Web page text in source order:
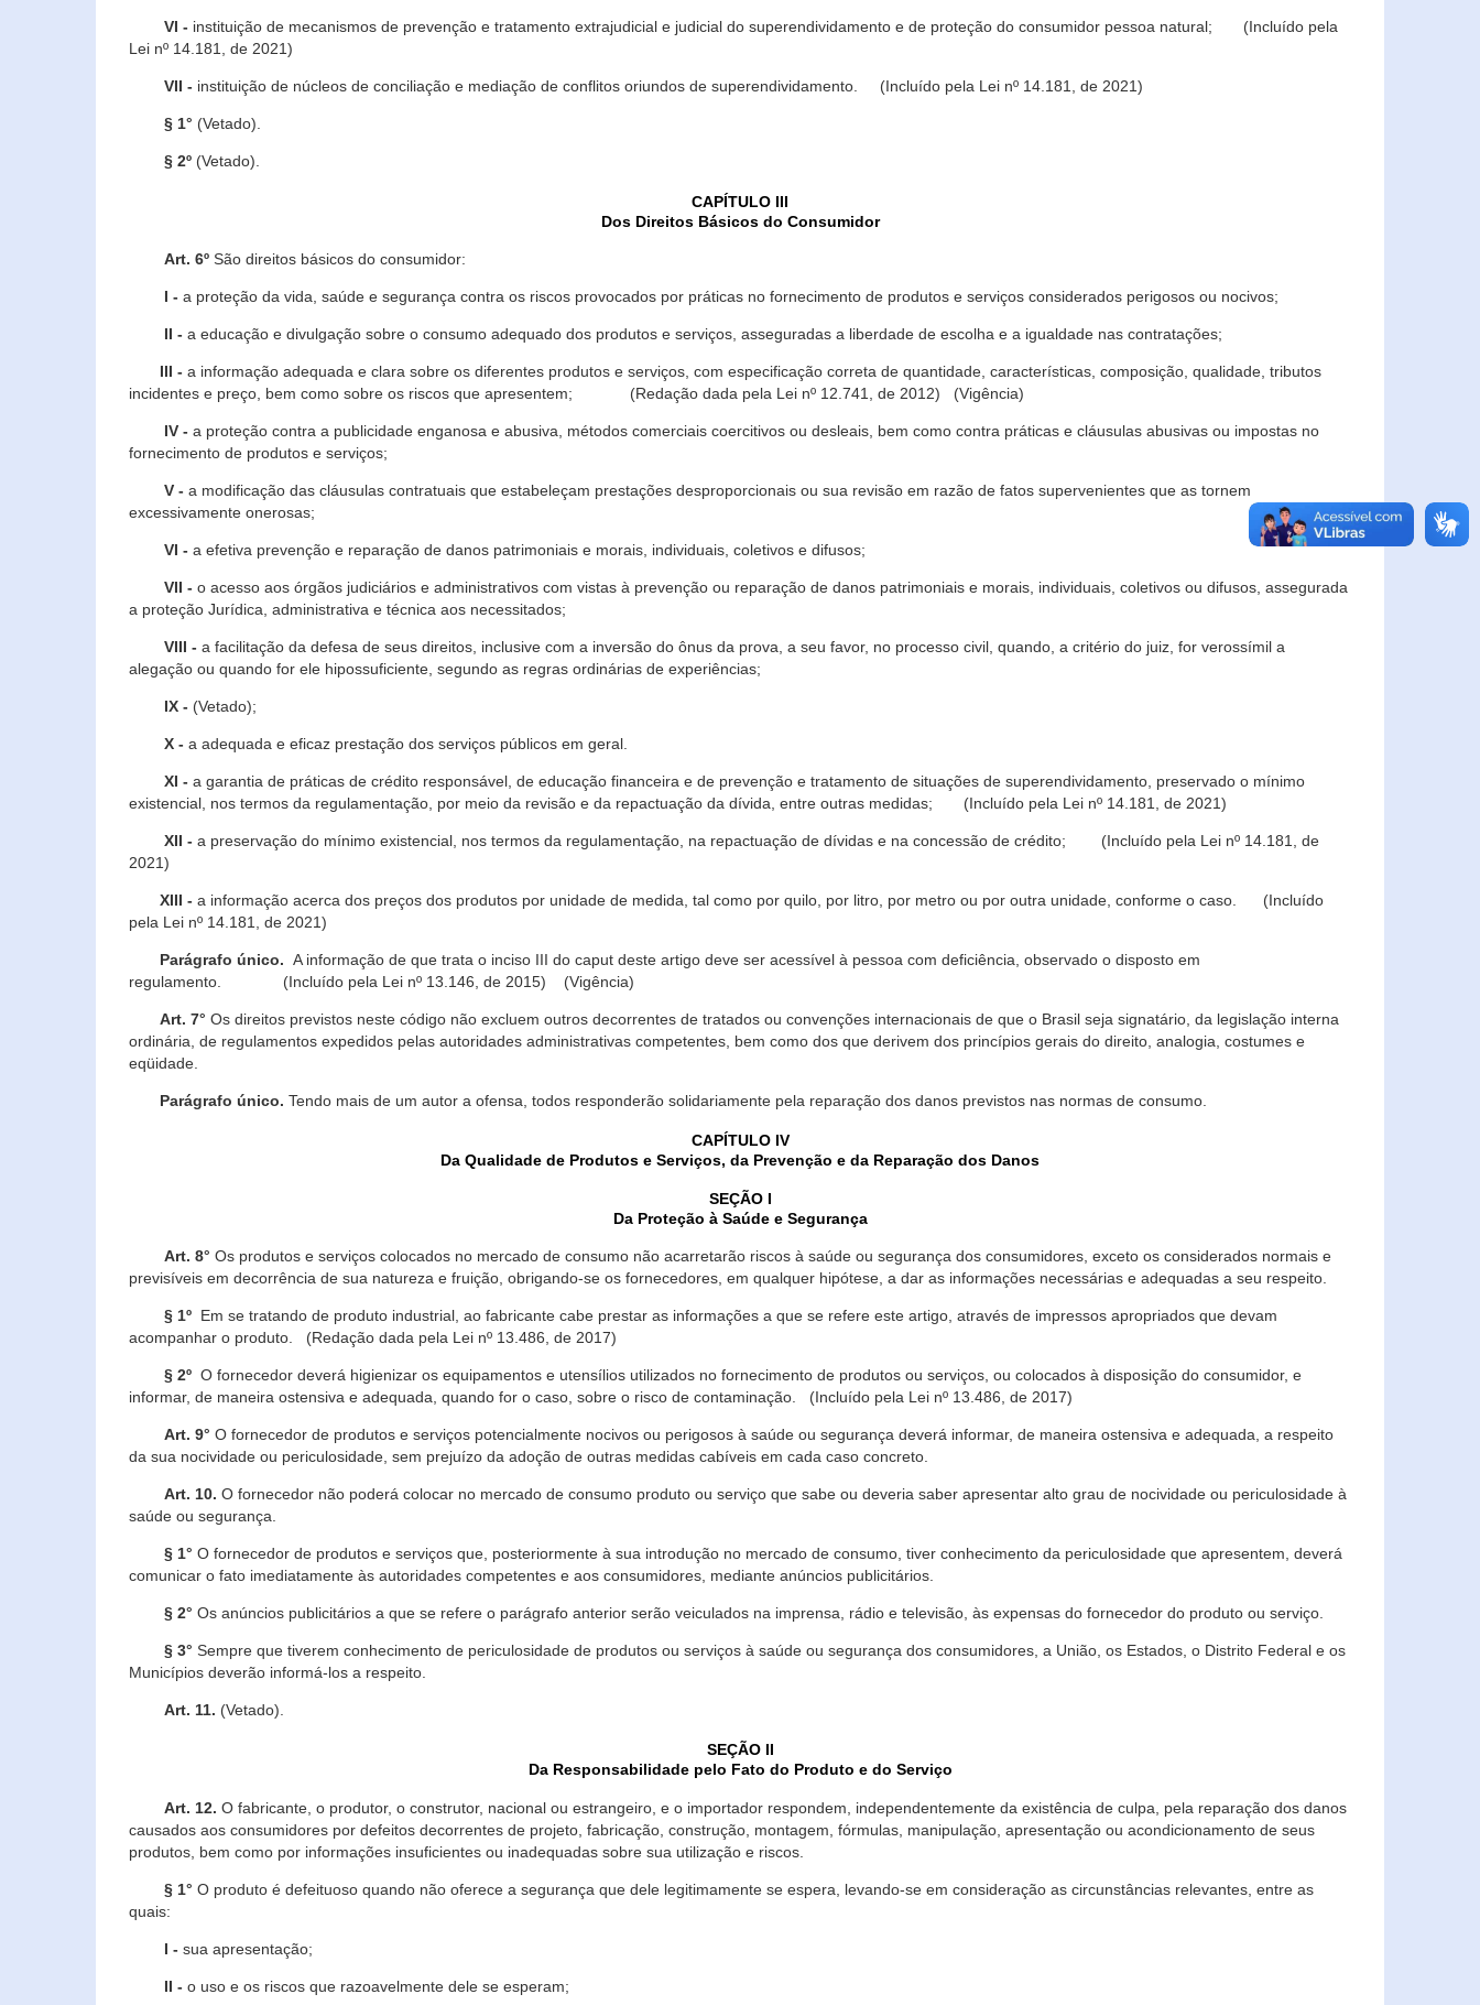
VI - instituição de mecanismos de prevenção e tratamento extrajudicial e judicial do superendividamento e de proteção do consumidor pessoa natural; (Incluído pela
Lei nº 14.181, de 2021)
VII - instituição de núcleos de conciliação e mediação de conflitos oriundos de superendividamento. (Incluído pela Lei nº 14.181, de 2021)
§ 1° (Vetado).
§ 2º (Vetado).
CAPÍTULO III
Dos Direitos Básicos do Consumidor
Art. 6º São direitos básicos do consumidor:
I - a proteção da vida, saúde e segurança contra os riscos provocados por práticas no fornecimento de produtos e serviços considerados perigosos ou nocivos;
II - a educação e divulgação sobre o consumo adequado dos produtos e serviços, asseguradas a liberdade de escolha e a igualdade nas contratações;
III - a informação adequada e clara sobre os diferentes produtos e serviços, com especificação correta de quantidade, características, composição, qualidade, tributos
incidentes e preço, bem como sobre os riscos que apresentem; (Redação dada pela Lei nº 12.741, de 2012) (Vigência)
IV - a proteção contra a publicidade enganosa e abusiva, métodos comerciais coercitivos ou desleais, bem como contra práticas e cláusulas abusivas ou impostas no
fornecimento de produtos e serviços;
V - a modificação das cláusulas contratuais que estabeleçam prestações desproporcionais ou sua revisão em razão de fatos supervenientes que as tornem
excessivamente onerosas;
VI - a efetiva prevenção e reparação de danos patrimoniais e morais, individuais, coletivos e difusos;
VII - o acesso aos órgãos judiciários e administrativos com vistas à prevenção ou reparação de danos patrimoniais e morais, individuais, coletivos ou difusos, assegurada
a proteção Jurídica, administrativa e técnica aos necessitados;
VIII - a facilitação da defesa de seus direitos, inclusive com a inversão do ônus da prova, a seu favor, no processo civil, quando, a critério do juiz, for verossímil a
alegação ou quando for ele hipossuficiente, segundo as regras ordinárias de experiências;
IX - (Vetado);
X - a adequada e eficaz prestação dos serviços públicos em geral.
XI - a garantia de práticas de crédito responsável, de educação financeira e de prevenção e tratamento de situações de superendividamento, preservado o mínimo
existencial, nos termos da regulamentação, por meio da revisão e da repactuação da dívida, entre outras medidas; (Incluído pela Lei nº 14.181, de 2021)
XII - a preservação do mínimo existencial, nos termos da regulamentação, na repactuação de dívidas e na concessão de crédito; (Incluído pela Lei nº 14.181, de
2021)
XIII - a informação acerca dos preços dos produtos por unidade de medida, tal como por quilo, por litro, por metro ou por outra unidade, conforme o caso. (Incluído
pela Lei nº 14.181, de 2021)
Parágrafo único. A informação de que trata o inciso III do caput deste artigo deve ser acessível à pessoa com deficiência, observado o disposto em
regulamento. (Incluído pela Lei nº 13.146, de 2015) (Vigência)
Art. 7° Os direitos previstos neste código não excluem outros decorrentes de tratados ou convenções internacionais de que o Brasil seja signatário, da legislação interna
ordinária, de regulamentos expedidos pelas autoridades administrativas competentes, bem como dos que derivem dos princípios gerais do direito, analogia, costumes e
eqüidade.
Parágrafo único. Tendo mais de um autor a ofensa, todos responderão solidariamente pela reparação dos danos previstos nas normas de consumo.
CAPÍTULO IV
Da Qualidade de Produtos e Serviços, da Prevenção e da Reparação dos Danos
SEÇÃO I
Da Proteção à Saúde e Segurança
Art. 8° Os produtos e serviços colocados no mercado de consumo não acarretarão riscos à saúde ou segurança dos consumidores, exceto os considerados normais e
previsíveis em decorrência de sua natureza e fruição, obrigando-se os fornecedores, em qualquer hipótese, a dar as informações necessárias e adequadas a seu respeito.
§ 1º Em se tratando de produto industrial, ao fabricante cabe prestar as informações a que se refere este artigo, através de impressos apropriados que devam
acompanhar o produto. (Redação dada pela Lei nº 13.486, de 2017)
§ 2º O fornecedor deverá higienizar os equipamentos e utensílios utilizados no fornecimento de produtos ou serviços, ou colocados à disposição do consumidor, e
informar, de maneira ostensiva e adequada, quando for o caso, sobre o risco de contaminação. (Incluído pela Lei nº 13.486, de 2017)
Art. 9° O fornecedor de produtos e serviços potencialmente nocivos ou perigosos à saúde ou segurança deverá informar, de maneira ostensiva e adequada, a respeito
da sua nocividade ou periculosidade, sem prejuízo da adoção de outras medidas cabíveis em cada caso concreto.
Art. 10. O fornecedor não poderá colocar no mercado de consumo produto ou serviço que sabe ou deveria saber apresentar alto grau de nocividade ou periculosidade à
saúde ou segurança.
§ 1° O fornecedor de produtos e serviços que, posteriormente à sua introdução no mercado de consumo, tiver conhecimento da periculosidade que apresentem, deverá
comunicar o fato imediatamente às autoridades competentes e aos consumidores, mediante anúncios publicitários.
§ 2° Os anúncios publicitários a que se refere o parágrafo anterior serão veiculados na imprensa, rádio e televisão, às expensas do fornecedor do produto ou serviço.
§ 3° Sempre que tiverem conhecimento de periculosidade de produtos ou serviços à saúde ou segurança dos consumidores, a União, os Estados, o Distrito Federal e os
Municípios deverão informá-los a respeito.
Art. 11. (Vetado).
SEÇÃO II
Da Responsabilidade pelo Fato do Produto e do Serviço
Art. 12. O fabricante, o produtor, o construtor, nacional ou estrangeiro, e o importador respondem, independentemente da existência de culpa, pela reparação dos danos
causados aos consumidores por defeitos decorrentes de projeto, fabricação, construção, montagem, fórmulas, manipulação, apresentação ou acondicionamento de seus
produtos, bem como por informações insuficientes ou inadequadas sobre sua utilização e riscos.
§ 1° O produto é defeituoso quando não oferece a segurança que dele legitimamente se espera, levando-se em consideração as circunstâncias relevantes, entre as
quais:
I - sua apresentação;
II - o uso e os riscos que razoavelmente dele se esperam;